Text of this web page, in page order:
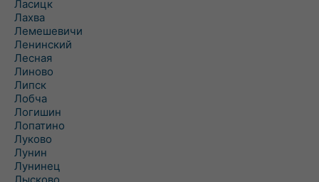
Ласицк
Лахва
Лемешевичи
Ленинский
Лесная
Линово
Липск
Лобча
Логишин
Лопатино
Луково
Лунин
Лунинец